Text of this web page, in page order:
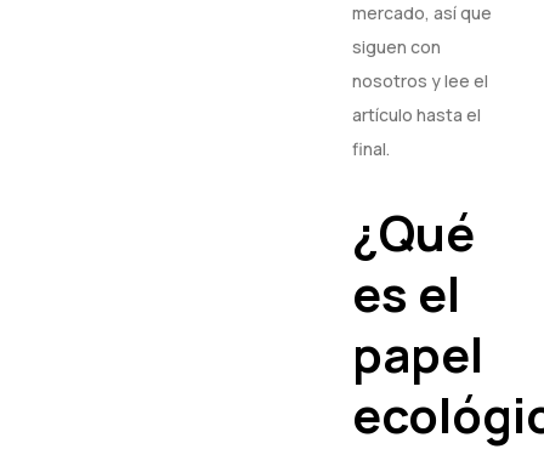
mercado, así que
siguen con
nosotros y lee el
artículo hasta el
final.
¿Qué
es el
papel